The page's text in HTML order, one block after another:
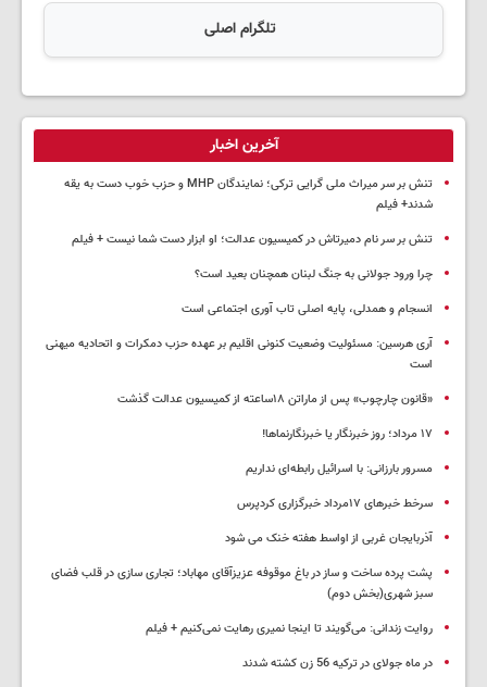
تلگرام اصلی
آخرین اخبار
تنش بر سر میراث ملی گرایی ترکی؛ نمایندگان MHP و حزب خوب دست به یقه
شدند+ فیلم
تنش بر سر نام دمیرتاش در کمیسیون عدالت؛ او ابزار دست شما نیست + فیلم
چرا ورود جولانی به جنگ لبنان همچنان بعید است؟
انسجام و همدلی، پایه اصلی تاب آوری اجتماعی است
آری هرسین: مسئولیت وضعیت کنونی اقلیم بر عهده حزب دمکرات و اتحادیه میهنی
است
«قانون چارچوب» پس از ماراتن ۱۸ساعته از کمیسیون عدالت گذشت
١٧ مرداد؛ روز خبرنگار یا خبرنگارنماها!
مسرور بارزانی: با اسرائیل رابطه‌ای نداریم
سرخط خبرهای ۱۷مرداد خبرگزاری کردپرس
آذربایجان غربی از اواسط هفته خنک می شود
پشت پرده ساخت و ساز در باغ موقوفه عزیزآقای مهاباد؛ تجاری سازی در قلب فضای
سبز شهری(بخش دوم)
روایت زندانی: می‌گویند تا اینجا نمیری رهایت نمی‌کنیم + فیلم
در ماه جولای در ترکیه 56 زن کشته شدند